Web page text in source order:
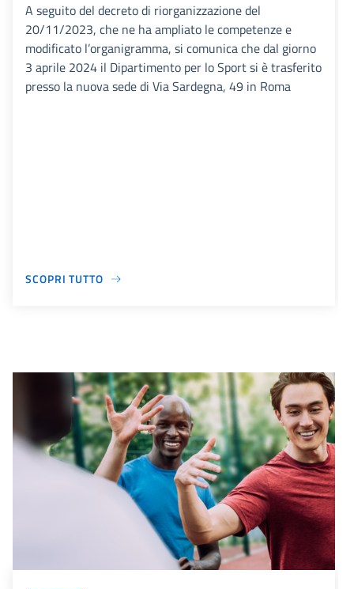
A seguito del decreto di riorganizzazione del
20/11/2023, che ne ha ampliato le competenze e
modificato l’organigramma, si comunica che dal giorno
3 aprile 2024 il Dipartimento per lo Sport si è trasferito
presso la nuova sede di Via Sardegna, 49 in Roma
SCOPRI TUTTO